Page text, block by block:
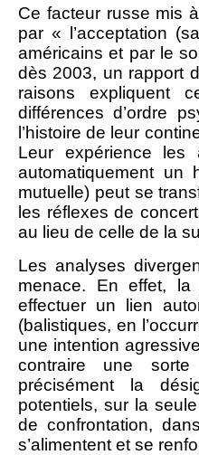
Ce facteur russe mis
par « l’acceptation
américains et par le
dès 2003, un rapport
raisons expliquent
différences d’ordre
l’histoire de leur
Leur expérience
automatiquement un
mutuelle) peut se
les réflexes de
au lieu de celle de la
Les analyses
menace. En effet,
effectuer un lien
(balistiques, en
une intention
contraire une sorte
précisément la
potentiels, sur la
de confrontation,
s’alimentent et se